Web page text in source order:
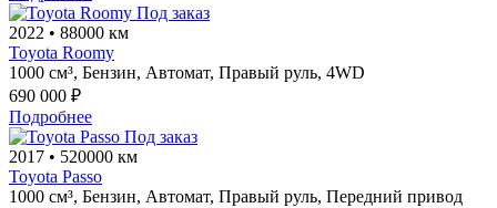
Под заказ
2022 • 88000 км
Toyota Roomy
1000 см³, Бензин, Автомат, Правый руль, 4WD
690 000 ₽
Подробнее
Под заказ
2017 • 520000 км
Toyota Passo
1000 см³, Бензин, Автомат, Правый руль, Передний привод